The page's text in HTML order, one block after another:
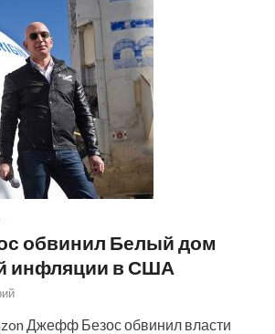
обвинил Белый дом
инфляции в США
Джефф Безос обвинил власти